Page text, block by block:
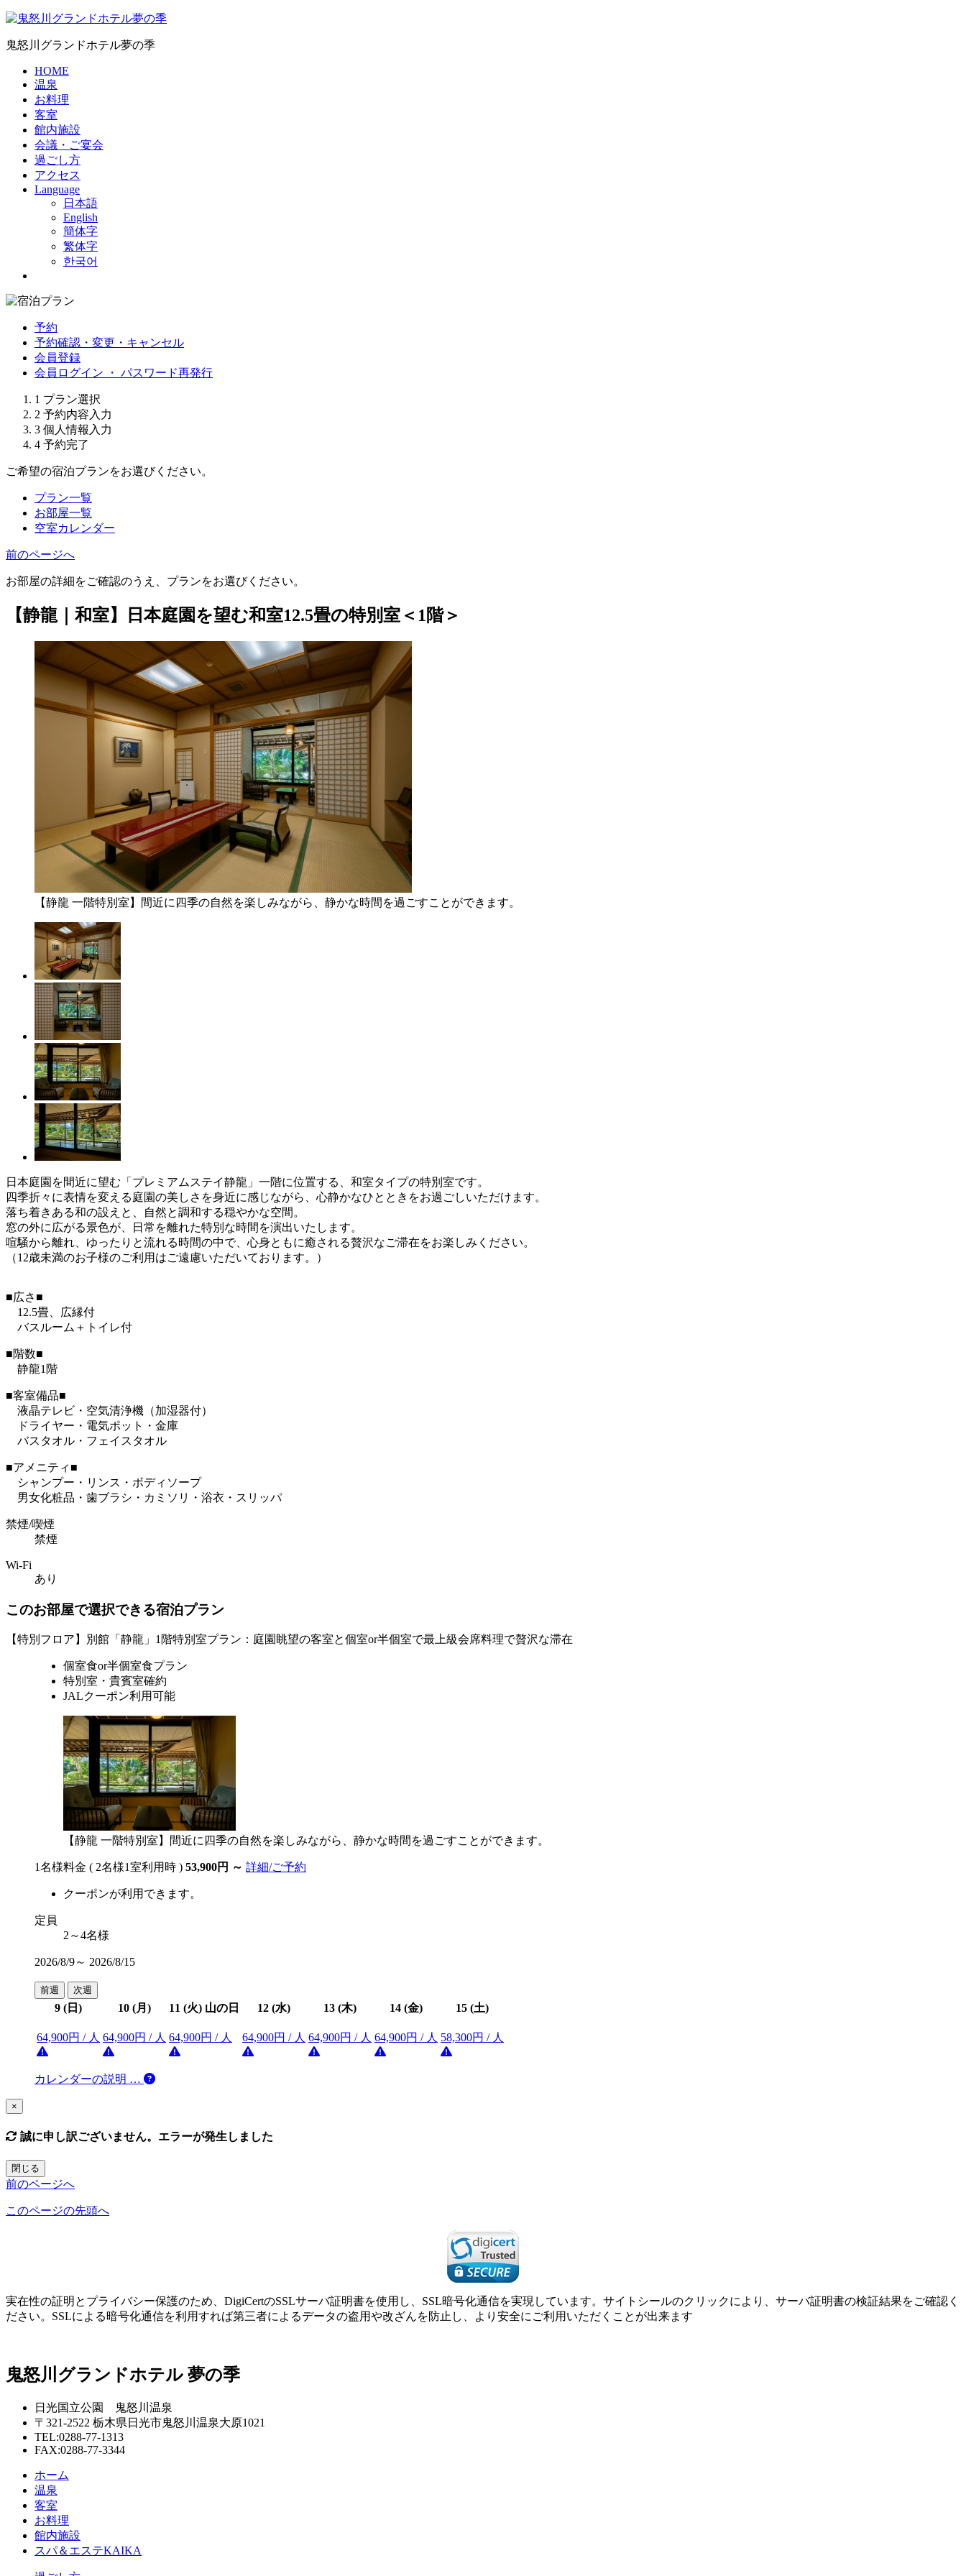
鬼怒川グランドホテル夢の季
HOME
温泉
お料理
客室
館内施設
会議・ご宴会
過ごし方
アクセス
Language
日本語
English
簡体字
繁体字
한국어
予約
予約確認・変更・キャンセル
会員登録
会員ログイン ・ パスワード再発行
1 プラン選択
2 予約内容入力
3 個人情報入力
4 予約完了
ご希望の宿泊プランをお選びください。
プラン一覧
お部屋一覧
空室カレンダー
前のページへ
お部屋の詳細をご確認のうえ、プランをお選びください。
【静龍｜和室】日本庭園を望む和室12.5畳の特別室＜1階＞
【静龍 一階特別室】間近に四季の自然を楽しみながら、静かな時間を過ごすことができます。
日本庭園を間近に望む「プレミアムステイ静龍」一階に位置する、和室タイプの特別室です。
四季折々に表情を変える庭園の美しさを身近に感じながら、心静かなひとときをお過ごしいただけます。
落ち着きある和の設えと、自然と調和する穏やかな空間。
窓の外に広がる景色が、日常を離れた特別な時間を演出いたします。
喧騒から離れ、ゆったりと流れる時間の中で、心身ともに癒される贅沢なご滞在をお楽しみください。
（12歳未満のお子様のご利用はご遠慮いただいております。）
■広さ■
12.5畳、広縁付
バスルーム＋トイレ付
■階数■
静龍1階
■客室備品■
液晶テレビ・空気清浄機（加湿器付）
ドライヤー・電気ポット・金庫
バスタオル・フェイスタオル
■アメニティ■
シャンプー・リンス・ボディソープ
男女化粧品・歯ブラシ・カミソリ・浴衣・スリッパ
禁煙/喫煙
禁煙
Wi-Fi
あり
このお部屋で選択できる宿泊プラン
【特別フロア】別館「静龍」1階特別室プラン：庭園眺望の客室と個室or半個室で最上級会席料理で贅沢な滞在
個室食or半個室食プラン
特別室・貴賓室確約
JALクーポン利用可能
【静龍 一階特別室】間近に四季の自然を楽しみながら、静かな時間を過ごすことができます。
1名様料金 ( 2名様1室利用時 ) 53,900円 ～ 詳細/ご予約
クーポンが利用できます。
定員
2～4名様
2026/8/9～ 2026/8/15
前週 次週
9 (日) 10 (月) 11 (火) 山の日 12 (水) 13 (木) 14 (金) 15 (土)
64,900円 / 人 64,900円 / 人 64,900円 / 人 64,900円 / 人 64,900円 / 人 64,900円 / 人 58,300円 / 人
カレンダーの説明 …
×
誠に申し訳ございません。エラーが発生しました
閉じる
前のページへ
このページの先頭へ
実在性の証明とプライバシー保護のため、DigiCertのSSLサーバ証明書を使用し、SSL暗号化通信を実現しています。サイトシールのクリックにより、サーバ証明書の検証結果をご確認く
ださい。SSLによる暗号化通信を利用すれば第三者によるデータの盗用や改ざんを防止し、より安全にご利用いただくことが出来ます
鬼怒川グランドホテル 夢の季
日光国立公園 鬼怒川温泉
〒321-2522 栃木県日光市鬼怒川温泉大原1021
TEL:0288-77-1313
FAX:0288-77-3344
ホーム
温泉
客室
お料理
館内施設
スパ＆エステKAIKA